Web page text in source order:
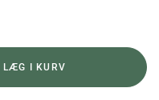
LÆG I KURV